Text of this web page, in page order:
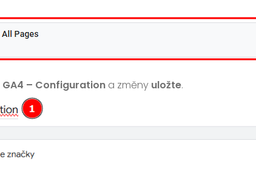
GA4 – Configuration a změny uložte.